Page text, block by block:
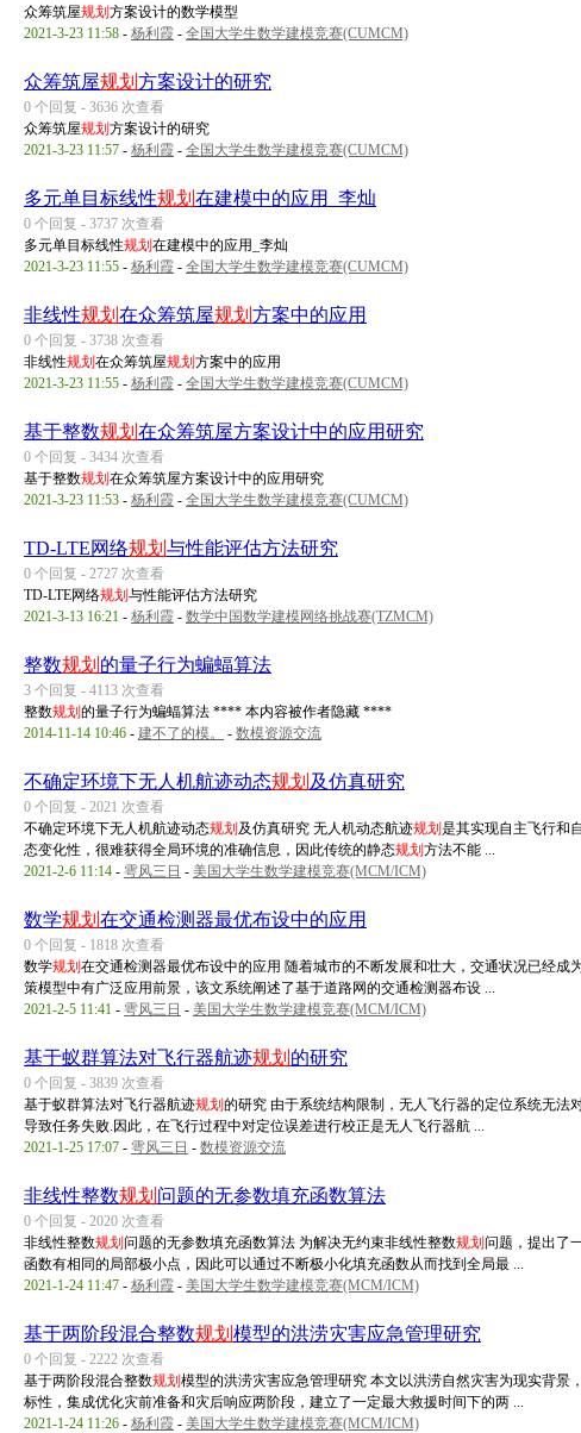
众筹筑屋规划 方案设计的数学模型
2021-3-23 11:58 - 杨利霞 - 全国大学生数学建模竞赛(CUMCM)
众筹筑屋规划 方案设计的研究
0 个回复 - 3636 次查看
众筹筑屋规划 方案设计的研究
2021-3-23 11:57 - 杨利霞 - 全国大学生数学建模竞赛(CUMCM)
多元单目标线性规划 在建模中的应用_李灿
0 个回复 - 3737 次查看
多元单目标线性规划 在建模中的应用_李灿
2021-3-23 11:55 - 杨利霞 - 全国大学生数学建模竞赛(CUMCM)
非线性规划 在众筹筑屋规划 方案中的应用
0 个回复 - 3738 次查看
非线性规划 在众筹筑屋规划 方案中的应用
2021-3-23 11:55 - 杨利霞 - 全国大学生数学建模竞赛(CUMCM)
基于整数规划 在众筹筑屋方案设计中的应用研究
0 个回复 - 3434 次查看
基于整数规划 在众筹筑屋方案设计中的应用研究
2021-3-23 11:53 - 杨利霞 - 全国大学生数学建模竞赛(CUMCM)
TD-LTE网络规划 与性能评估方法研究
0 个回复 - 2727 次查看
TD-LTE网络规划 与性能评估方法研究
2021-3-13 16:21 - 杨利霞 - 数学中国数学建模网络挑战赛(TZMCM)
整数规划 的量子行为蝙蝠算法
3 个回复 - 4113 次查看
整数规划 的量子行为蝙蝠算法 **** 本内容被作者隐藏 ****
2014-11-14 10:46 - 建不了的模。 - 数模资源交流
不确定环境下无人机航迹动态规划 及仿真研究
0 个回复 - 2021 次查看
不确定环境下无人机航迹动态规划 及仿真研究 无人机动态航迹规划 是其实现自主飞行和
态变化性，很难获得全局环境的准确信息，因此传统的静态规划 方法不能 ...
2021-2-6 11:14 - 雩风三日 - 美国大学生数学建模竞赛(MCM/ICM)
数学规划 在交通检测器最优布设中的应用
0 个回复 - 1818 次查看
数学规划 在交通检测器最优布设中的应用 随着城市的不断发展和壮大，交通状况已经成
策模型中有广泛应用前景，该文系统阐述了基于道路网的交通检测器布设 ...
2021-2-5 11:41 - 雩风三日 - 美国大学生数学建模竞赛(MCM/ICM)
基于蚁群算法对飞行器航迹规划 的研究
0 个回复 - 3839 次查看
基于蚁群算法对飞行器航迹规划 的研究 由于系统结构限制，无人飞行器的定位系统无
导致任务失败.因此，在飞行过程中对定位误差进行校正是无人飞行器航 ...
2021-1-25 17:07 - 雩风三日 - 数模资源交流
非线性整数规划 问题的无参数填充函数算法
0 个回复 - 2020 次查看
非线性整数规划 问题的无参数填充函数算法 为解决无约束非线性整数规划 问题，提出了
函数有相同的局部极小点，因此可以通过不断极小化填充函数从而找到全局最 ...
2021-1-24 11:47 - 杨利霞 - 美国大学生数学建模竞赛(MCM/ICM)
基于两阶段混合整数规划 模型的洪涝灾害应急管理研究
0 个回复 - 2222 次查看
基于两阶段混合整数规划 模型的洪涝灾害应急管理研究 本文以洪涝自然灾害为现实背景
标性，集成优化灾前准备和灾后响应两阶段，建立了一定最大救援时间下的两 ...
2021-1-24 11:26 - 杨利霞 - 美国大学生数学建模竞赛(MCM/ICM)